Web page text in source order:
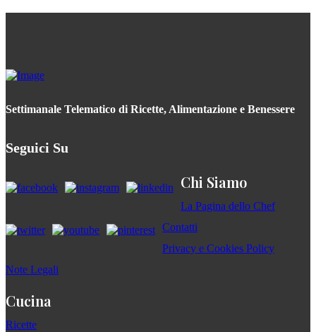
Settimanale Telematico di Ricette, Alimentazione e Benessere
Seguici Su
Chi Siamo
La Pagina dello Chef
Contatti
Privacy e Cookies Policy
Note Legali
Cucina
Ricette